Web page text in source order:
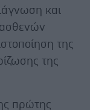
και
της
της
πρώτης